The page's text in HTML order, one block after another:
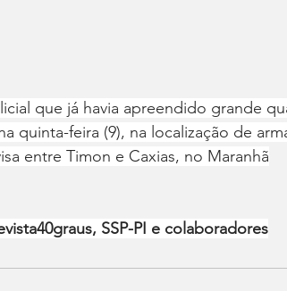
que já havia apreendido grande
quinta-feira (9), na localização de
entre Timon e Caxias, no Maranhã
SSP-PI e colaboradores